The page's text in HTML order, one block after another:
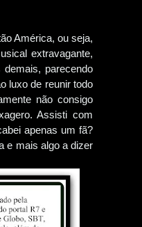
América, ou seja,
extravagante,
parecendo
luxo de reunir todo
não consigo
Assisti com
apenas um fã?
e mais algo a dizer